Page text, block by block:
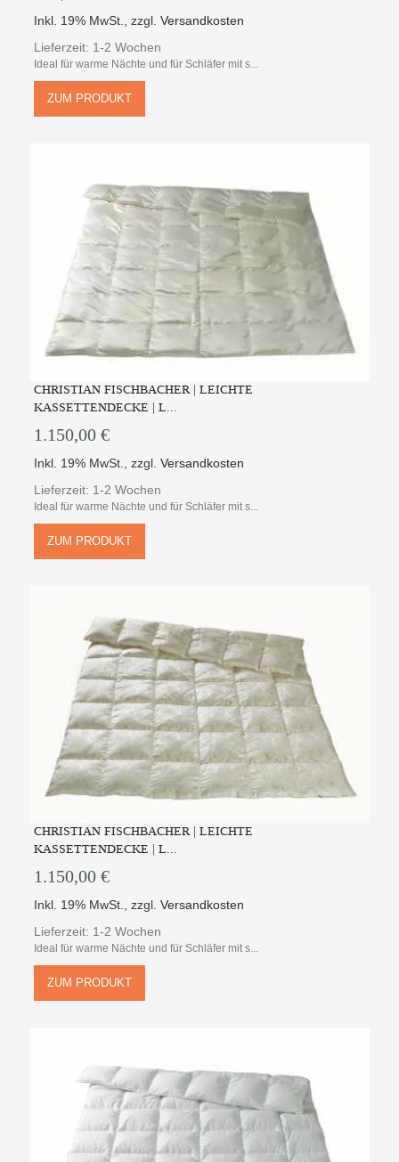
Inkl. 19% MwSt. ,zzgl.Versandkosten
Lieferzeit: 1-2 Wochen
Ideal für warme Nächte und für Schläfer mit s...
ZUM PRODUKT
CHRISTIAN FISCHBACHER | LEICHTE
KASSETTENDECKE | L...
1.150,00 €
Inkl. 19% MwSt. ,zzgl.Versandkosten
Lieferzeit: 1-2 Wochen
Ideal für warme Nächte und für Schläfer mit s...
ZUM PRODUKT
CHRISTIAN FISCHBACHER | LEICHTE
KASSETTENDECKE | L...
1.150,00 €
Inkl. 19% MwSt.,zzgl.Versandkosten
Lieferzeit: 1-2 Wochen
Ideal für warme Nächte und für Schläfer mit s...
ZUM PRODUKT